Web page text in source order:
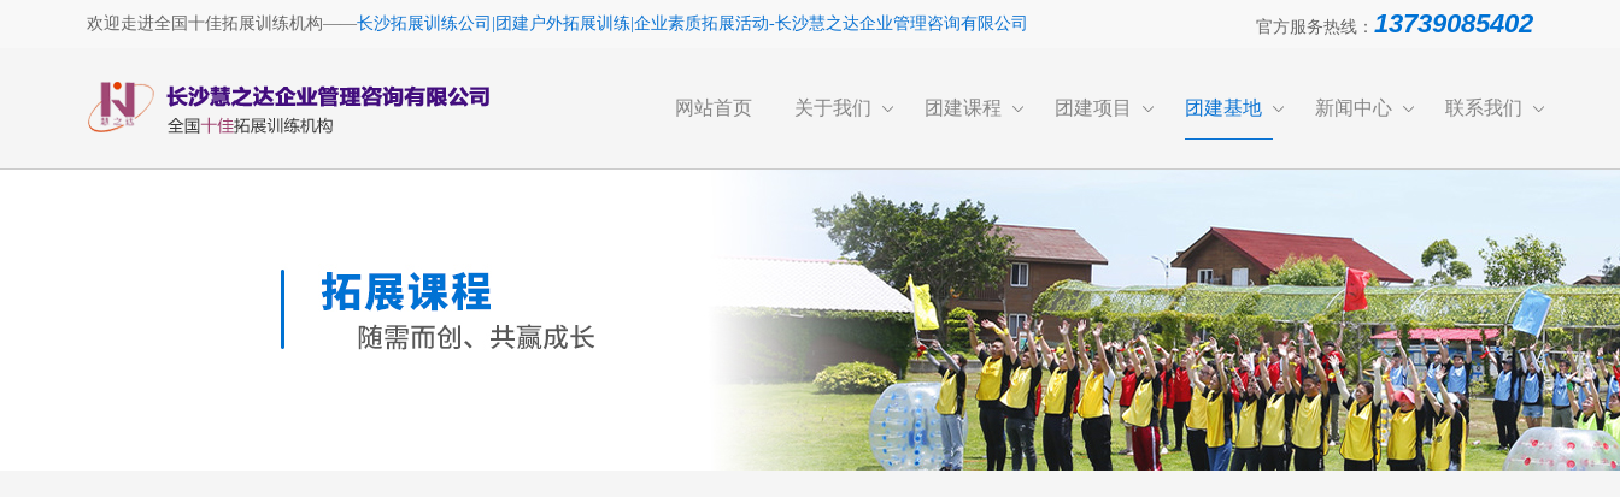
欢迎走进全国十佳拓展训练机构——长沙拓展训练公司|团建户外拓展训练|企业素质拓展活动-长沙慧之达企业管理咨询有限公司 官方服务热线： 13739085402
网站首页 关于我们 团建课程 团建项目 团建基地 新闻中心 联系我们